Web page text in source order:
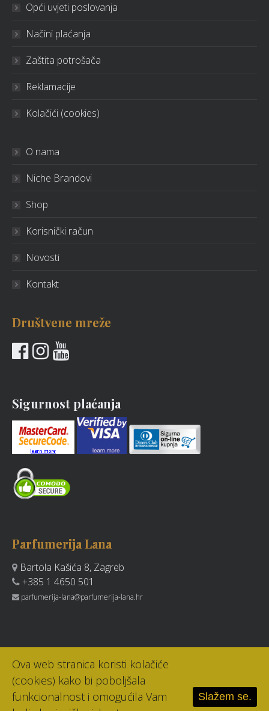
Opći uvjeti poslovanja
Načini plaćanja
Zaštita potrošača
Reklamacije
Kolačići (cookies)
O nama
Niche Brandovi
Shop
Korisnički račun
Novosti
Kontakt
Društvene mreže
Sigurnost plaćanja
Parfumerija Lana
Bartola Kašića 8, Zagreb
+385 1 4650 501
parfumerija-lana@parfumerija-lana.hr
Ova web stranica koristi kolačiće
(cookies) kako bi poboljšala
funkcionalnost i omogućila Vam
Slažem se.